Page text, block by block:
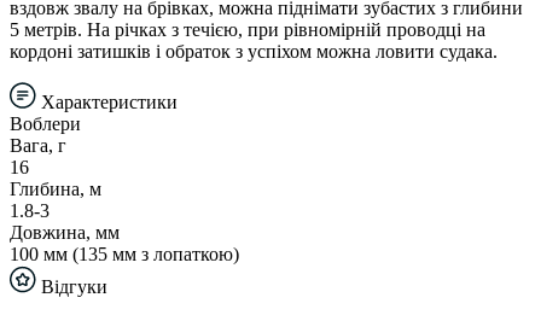
вздовж звалу на брівках, можна піднімати зубастих з глибини
5 метрів. На річках з течією, при рівномірній проводці на
кордоні затишків і обраток з успіхом можна ловити судака.
Характеристики
Воблери
Вага, г
16
Глибина, м
1.8-3
Довжина, мм
100 мм (135 мм з лопаткою)
Відгуки